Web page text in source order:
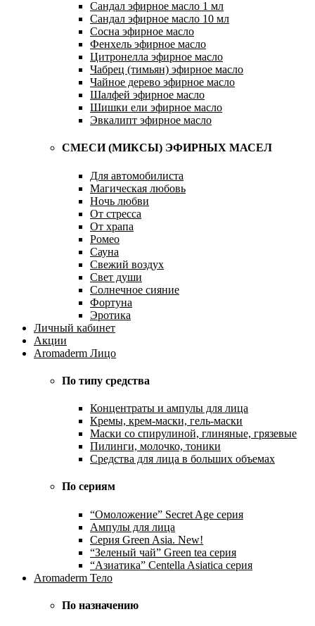
Сандал эфирное масло 1 мл
Сандал эфирное масло 10 мл
Сосна эфирное масло
Фенхель эфирное масло
Цитронелла эфирное масло
Чабрец (тимьян) эфирное масло
Чайное дерево эфирное масло
Шалфей эфирное масло
Шишки ели эфирное масло
Эвкалипт эфирное масло
СМЕСИ (МИКСЫ) ЭФИРНЫХ МАСЕЛ
Для автомобилиста
Магическая любовь
Ночь любви
От стресса
От храпа
Ромео
Сауна
Свежий воздух
Свет души
Солнечное сияние
Фортуна
Эротика
Личный кабинет
Акции
Aromaderm Лицо
По типу средства
Концентраты и ампулы для лица
Кремы, крем-маски, гель-маски
Маски со спирулиной, глиняные, грязевые
Пилинги, молочко, тоники
Средства для лица в больших объемах
По сериям
“Омоложение” Secret Age серия
Ампулы для лица
Серия Green Asia. New!
“Зеленый чай” Green tea серия
“Азиатика” Centella Asiatica серия
Aromaderm Тело
По назначению